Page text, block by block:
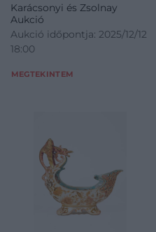
Karácsonyi és Zsolnay
Aukció
Aukció időpontja: 2025/12/12
18:00
MEGTEKINTEM